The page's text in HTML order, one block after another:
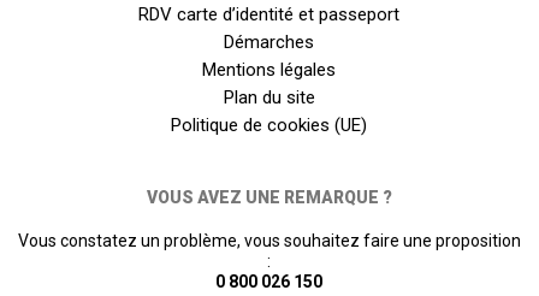
RDV carte d’identité et passeport
Démarches
Mentions légales
Plan du site
Politique de cookies (UE)
VOUS AVEZ UNE REMARQUE ?
Vous constatez un problème, vous souhaitez faire une proposition
:
0 800 026 150